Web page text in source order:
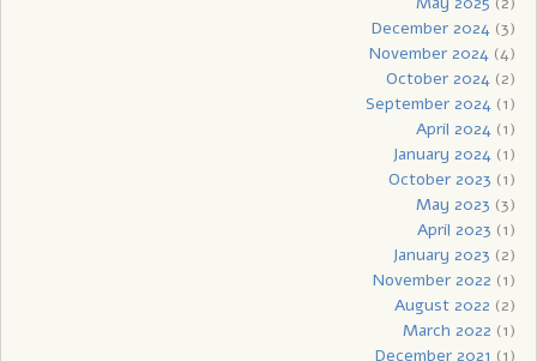
December 2024(3)
November 2024(4)
October 2024(2)
September 2024(1)
April 2024(1)
January 2024(1)
October 2023 (1)
May 2023 (3)
April 2023 (1)
January 2023 (2)
November 2022 (1)
August 2022 (2)
March 2022 (1)
December 2021 (1)